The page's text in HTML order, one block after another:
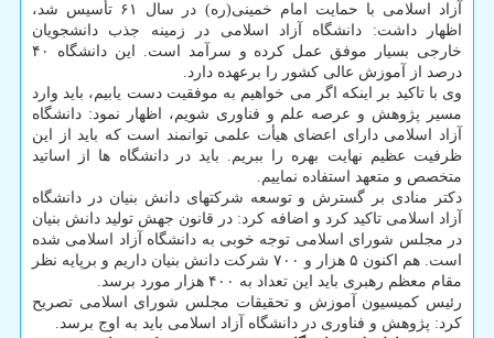
آزاد اسلامی با حمایت امام خمینی(ره) در سال ۶۱ تأسیس شد،
اظهار داشت: دانشگاه آزاد اسلامی در زمینه جذب دانشجویان
خارجی بسیار موفق عمل کرده و سرآمد است. این دانشگاه ۴۰
درصد از آموزش عالی کشور را برعهده دارد.
وی با تاکید بر اینکه اگر می خواهیم به موفقیت دست یابیم، باید وارد
مسیر پژوهش و عرصه علم و فناوری شویم، اظهار نمود: دانشگاه
آزاد اسلامی دارای اعضای هیأت علمی توانمند است که باید از این
ظرفیت عظیم نهایت بهره را ببریم. باید در دانشگاه ها از اساتید
متخصص و متعهد استفاده نماییم.
دکتر منادی بر گسترش و توسعه شرکتهای دانش بنیان در دانشگاه
آزاد اسلامی تاکید کرد و اضافه کرد: در قانون جهش تولید دانش بنیان
در مجلس شورای اسلامی توجه خوبی به دانشگاه آزاد اسلامی شده
است. هم اکنون ۵ هزار و ۷۰۰ شرکت دانش بنیان داریم و برپایه نظر
مقام معظم رهبری باید این تعداد به ۴۰۰ هزار مورد برسد.
رئیس کمیسیون آموزش و تحقیقات مجلس شورای اسلامی تصریح
کرد: پژوهش و فناوری در دانشگاه آزاد اسلامی باید به اوج برسد.